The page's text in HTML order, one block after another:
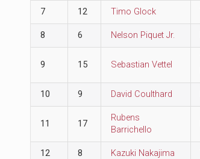
7 12 Timo Glock
8 6 Nelson Piquet Jr.
9 15 Sebastian Vettel
10 9 David Coulthard
11 17
Rubens
Barrichello
12 8 Kazuki Nakajima